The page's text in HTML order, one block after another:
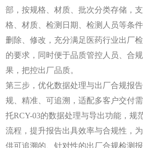
部，按规格、材质、批次分类存储，
格、材质、检测日期、检测人员等条
删除、修改，充分满足医药行业出厂
的要求，同时便于品质管控人员、合
果，把控出厂品质。
第三步，优化数据处理与出厂合规报
规、精准、可追溯，适配多客户交付
托RCY-03的数据处理与导出功能，规
流程，提升报告出具效率与合规性，
供可追溯的、针对性的出厂合规检测